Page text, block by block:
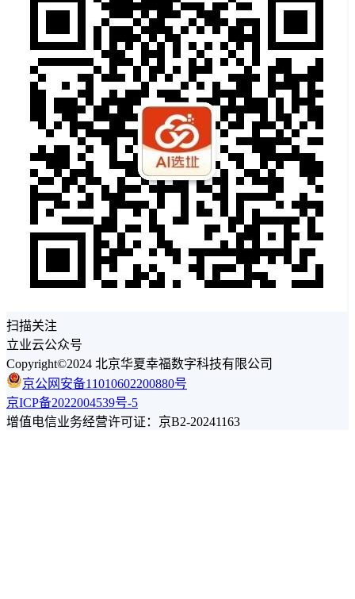
扫描关注
立业云公众号
Copyright©2024 北京华夏幸福数字科技有限公司
京公网安备11010602200880号
京ICP备2022004539号-5
增值电信业务经营许可证：京B2-20241163